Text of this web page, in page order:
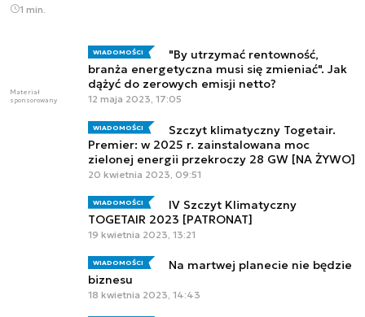
1 min.
Materiał
sponsorowany
WIADOMOŚCI
"By utrzymać rentowność,
branża energetyczna musi się zmieniać". Jak
dążyć do zerowych emisji netto?
12 maja 2023, 17:05
WIADOMOŚCI
Szczyt klimatyczny Togetair.
Premier: w 2025 r. zainstalowana moc
zielonej energii przekroczy 28 GW [NA ŻYWO]
20 kwietnia 2023, 09:51
WIADOMOŚCI
IV Szczyt Klimatyczny
TOGETAIR 2023 [PATRONAT]
19 kwietnia 2023, 13:21
WIADOMOŚCI
Na martwej planecie nie będzie
biznesu
18 kwietnia 2023, 14:43